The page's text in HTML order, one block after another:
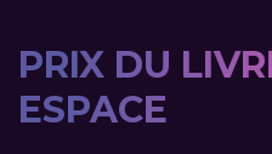
PRIX DU
ESPACE